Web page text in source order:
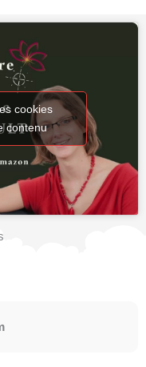
cookies
contenu